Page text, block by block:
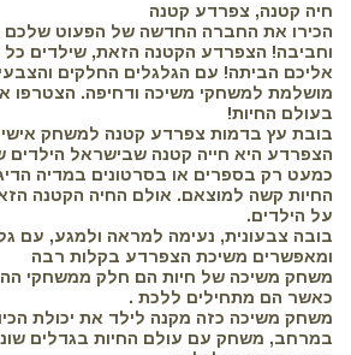
חיה קטנה, צפרדע קטנה
הכירו את החברה החדשה של הפעוט שלכם
וחביבה! הצפרדע הקטנה הזאת, שילדים כל
אליכם הביתה! עם הגלגלים החלקים
מושלמת למשחקי משיכה ודחיפה.
בעולם החיות!
בובת עץ בדמות צפרדע קטנה למשחק
הצפרדע היא חייה קטנה שבישראל הילדים
כמעט רק בספרים או בסרטונים במדיה
החיות קשה למוצאם. אולם החיה הקטנה
על הילדים.
בובה צבעונית, נעימה למראה ולמגע, עם
ומאפשרים משיכת הצפרדע בקלות רבה
משחק משיכה של חיות הם חלק ממשחקי
כאשר הם מתחילים ללכת .
משחק משיכה כזה מקנה לילד את יכולת
במרחב, משחק עם עולם החיות בגדלים